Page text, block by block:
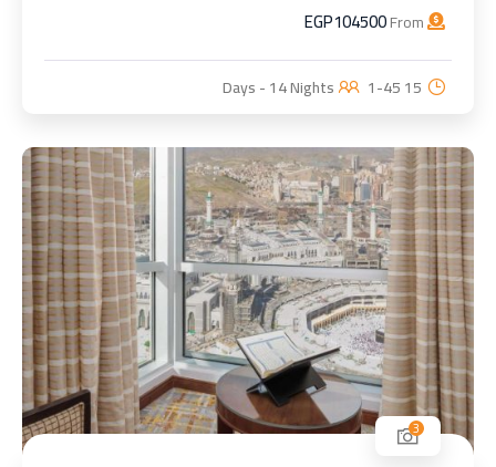
EGP104500
15 Days - 14 Nights
1-45
3